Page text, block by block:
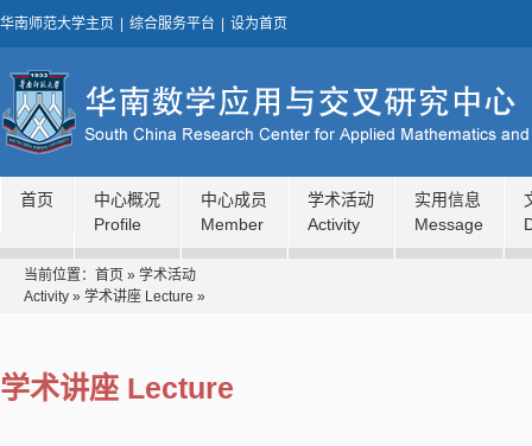
华南师范大学主页 综合服务平台 设为首页
首页
中心概况
Profile
中心成员
Member
学术活动
Activity
实用信息
Message
当前位置： 首页 » 学术活动
Activity » 学术讲座 Lecture »
学术讲座 Lecture